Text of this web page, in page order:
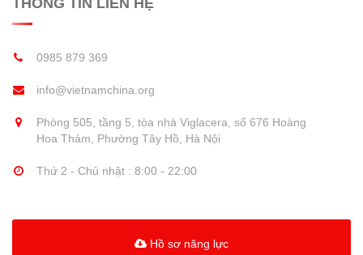
THÔNG TIN LIÊN HỆ
0985 879 369
info@vietnamchina.org
Phòng 505, tầng 5, tòa nhà Viglacera, số 676 Hoàng
Hoa Thám, Phường Tây Hồ, Hà Nội
Thứ 2 - Chủ nhật : 8:00 - 22:00
Hồ sơ năng lực